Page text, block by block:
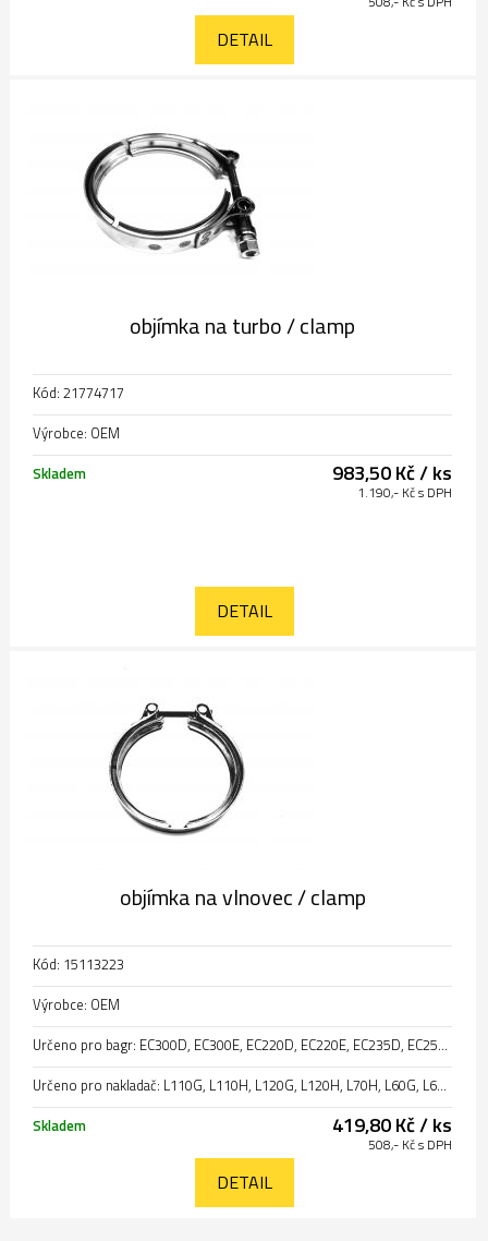
DETAIL
objímka na turbo / clamp
Kód: 21774717
Výrobce: OEM
Skladem
983,50 Kč / ks
1.190,- Kč s DPH
DETAIL
objímka na vlnovec / clamp
Kód: 15113223
Výrobce: OEM
Určeno pro bagr: EC300D, EC300E, EC220D, EC220E, EC235D, EC250D, EC250E
Určeno pro nakladač: L110G, L110H, L120G, L120H, L70H, L60G, L60H, L90G, L90H
Skladem
419,80 Kč / ks
508,- Kč s DPH
DETAIL